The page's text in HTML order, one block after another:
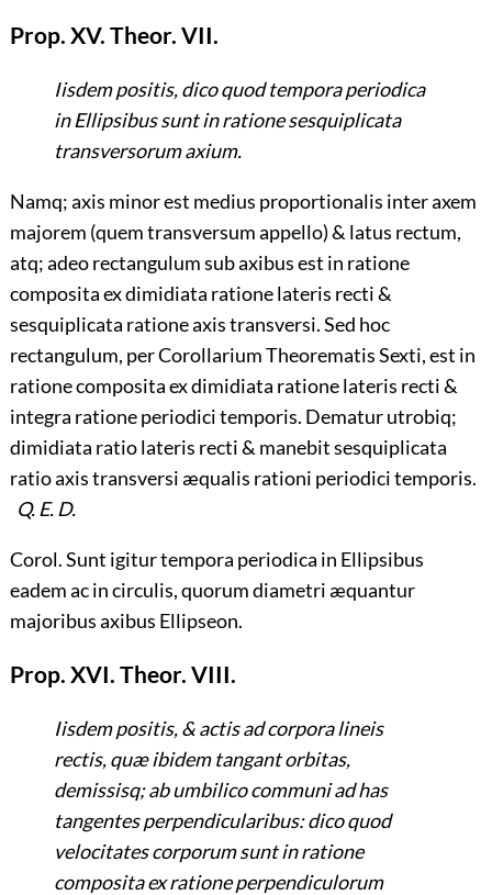
Prop. XV. Theor. VII.
Iisdem positis, dico quod tempora periodica
in Ellipsibus sunt in ratione sesquiplicata
transversorum axium.
Namq; axis minor est medius proportionalis inter axem
majorem (quem transversum appello) & latus rectum,
atq; adeo rectangulum sub axibus est in ratione
composita ex dimidiata ratione lateris recti &
sesquiplicata ratione axis transversi. Sed hoc
rectangulum, per Corollarium Theorematis Sexti, est in
ratione composita ex dimidiata ratione lateris recti &
integra ratione periodici temporis. Dematur utrobiq;
dimidiata ratio lateris recti & manebit sesquiplicata
ratio axis transversi æqualis rationi periodici temporis.
Q. E. D.
Corol. Sunt igitur tempora periodica in Ellipsibus
eadem ac in circulis, quorum diametri æquantur
majoribus axibus Ellipseon.
Prop. XVI. Theor. VIII.
Iisdem positis, & actis ad corpora lineis
rectis, quæ ibidem tangant orbitas,
demissisq; ab umbilico communi ad has
tangentes perpendicularibus: dico quod
velocitates corporum sunt in ratione
composita ex ratione perpendiculorum